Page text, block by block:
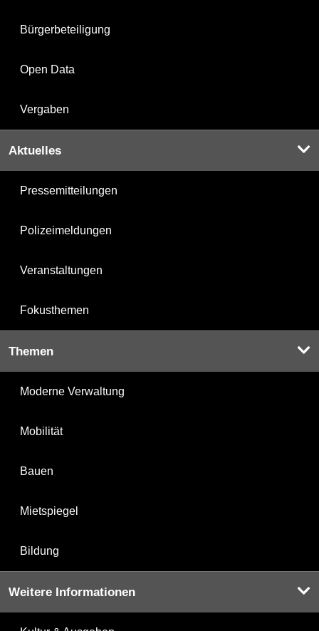
Bürgerbeteiligung
Open Data
Vergaben
Aktuelles
Pressemitteilungen
Polizeimeldungen
Veranstaltungen
Fokusthemen
Themen
Moderne Verwaltung
Mobilität
Bauen
Mietspiegel
Bildung
Weitere Informationen